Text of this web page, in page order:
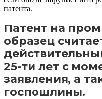
патента.
Патент на
образец
25-ти лет с
заявления, а
госпошлины.